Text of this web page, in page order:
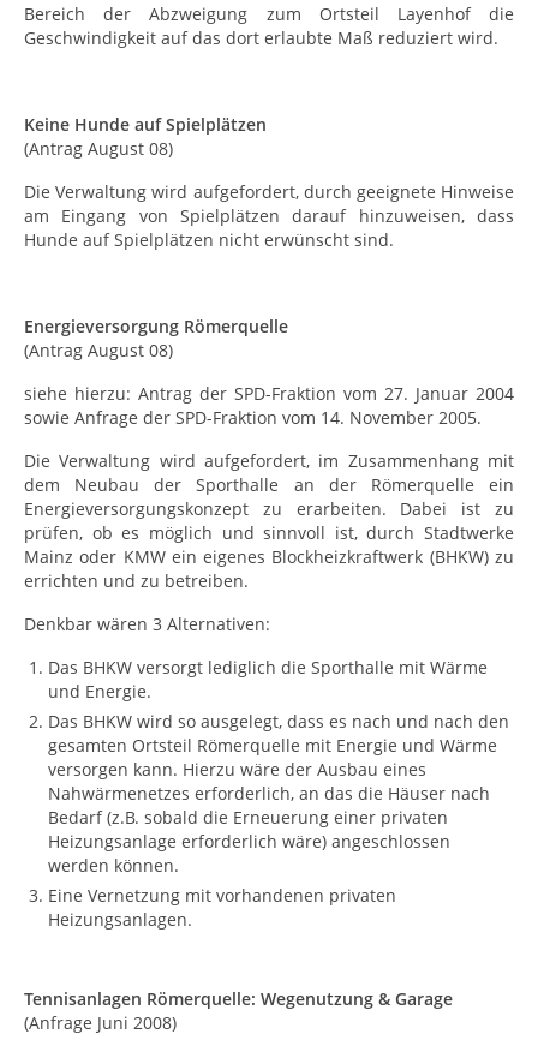
Bereich der Abzweigung zum Ortsteil Layenhof die
Geschwindigkeit auf das dort erlaubte Maß reduziert wird.
Keine Hunde auf Spielplätzen
(Antrag August 08)
Die Verwaltung wird aufgefordert, durch geeignete Hinweise
am Eingang von Spielplätzen darauf hinzuweisen, dass
Hunde auf Spielplätzen nicht erwünscht sind.
Energieversorgung Römerquelle
(Antrag August 08)
siehe hierzu: Antrag der SPD-Fraktion vom 27. Januar 2004
sowie Anfrage der SPD-Fraktion vom 14. November 2005.
Die Verwaltung wird aufgefordert, im Zusammenhang mit
dem Neubau der Sporthalle an der Römerquelle ein
Energieversorgungskonzept zu erarbeiten. Dabei ist zu
prüfen, ob es möglich und sinnvoll ist, durch Stadtwerke
Mainz oder KMW ein eigenes Blockheizkraftwerk (BHKW) zu
errichten und zu betreiben.
Denkbar wären 3 Alternativen:
Das BHKW versorgt lediglich die Sporthalle mit Wärme
und Energie.
Das BHKW wird so ausgelegt, dass es nach und nach den
gesamten Ortsteil Römerquelle mit Energie und Wärme
versorgen kann. Hierzu wäre der Ausbau eines
Nahwärmenetzes erforderlich, an das die Häuser nach
Bedarf (z.B. sobald die Erneuerung einer privaten
Heizungsanlage erforderlich wäre) angeschlossen
werden können.
Eine Vernetzung mit vorhandenen privaten
Heizungsanlagen.
Tennisanlagen Römerquelle: Wegenutzung & Garage
(Anfrage Juni 2008)